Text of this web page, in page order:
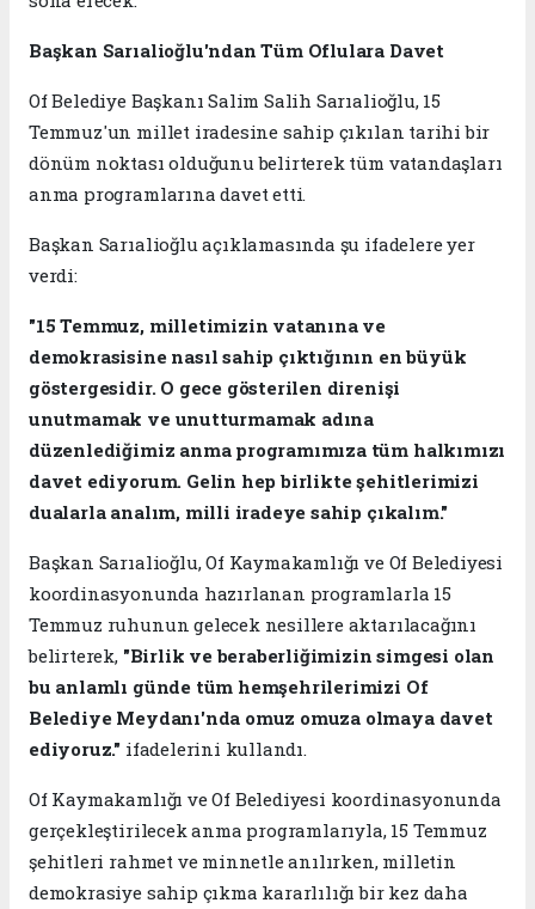
Başkan Sarıalioğlu'ndan Tüm Oflulara Davet
Of Belediye Başkanı Salim Salih Sarıalioğlu, 15
Temmuz'un millet iradesine sahip çıkılan tarihi bir
dönüm noktası olduğunu belirterek tüm vatandaşları
anma programlarına davet etti.
Başkan Sarıalioğlu açıklamasında şu ifadelere yer
verdi:
"15 Temmuz, milletimizin vatanına ve
demokrasisine nasıl sahip çıktığının en büyük
göstergesidir. O gece gösterilen direnişi
unutmamak ve unutturmamak adına
düzenlediğimiz anma programımıza tüm halkımızı
davet ediyorum. Gelin hep birlikte şehitlerimizi
dualarla analım, milli iradeye sahip çıkalım."
Başkan Sarıalioğlu, Of Kaymakamlığı ve Of Belediyesi
koordinasyonunda hazırlanan programlarla 15
Temmuz ruhunun gelecek nesillere aktarılacağını
belirterek, "Birlik ve beraberliğimizin simgesi olan
bu anlamlı günde tüm hemşehrilerimizi Of
Belediye Meydanı'nda omuz omuza olmaya davet
ediyoruz." ifadelerini kullandı.
Of Kaymakamlığı ve Of Belediyesi koordinasyonunda
gerçekleştirilecek anma programlarıyla, 15 Temmuz
şehitleri rahmet ve minnetle anılırken, milletin
demokrasiye sahip çıkma kararlılığı bir kez daha